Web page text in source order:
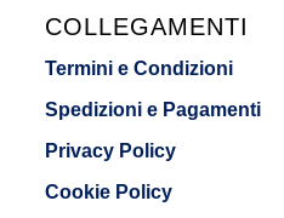
COLLEGAMENTI
Termini e Condizioni
Spedizioni e Pagamenti
Privacy Policy
Cookie Policy